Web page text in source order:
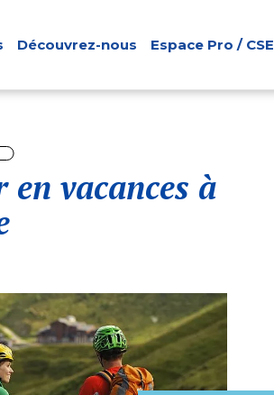
Découvrez-nous Espace Pro / CSE
vacances à